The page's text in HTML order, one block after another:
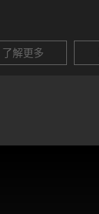
了解更多